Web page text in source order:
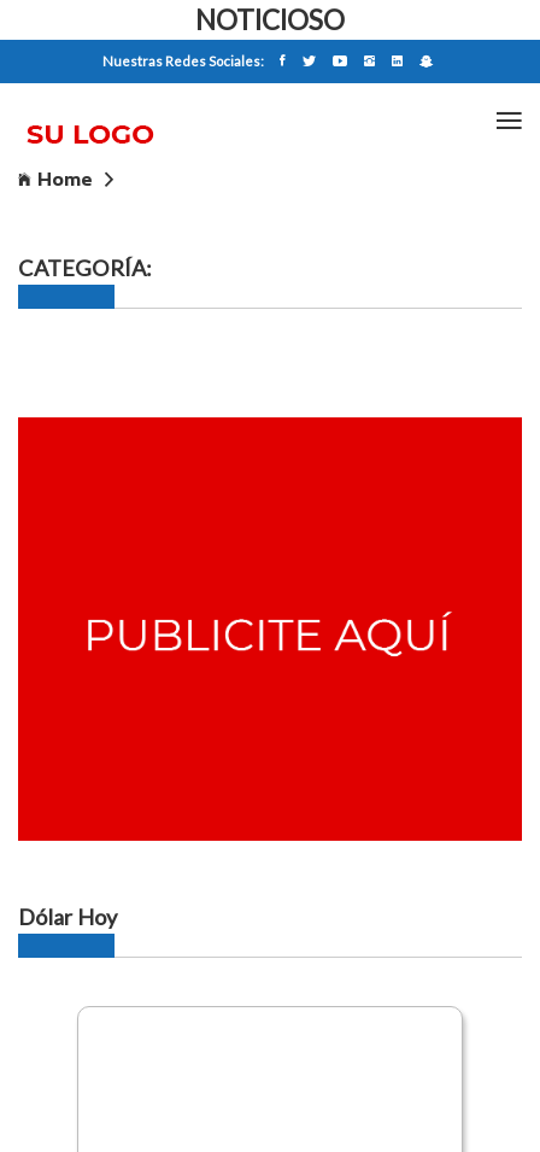
NOTICIOSO
Nuestras Redes Sociales:
Home
CATEGORÍA:
Dólar Hoy